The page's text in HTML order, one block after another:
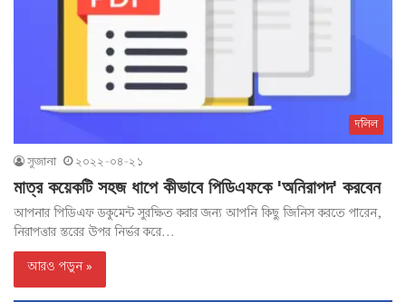
দলিল
সুজানা ২০২২-০৪-২১
মাত্র কয়েকটি সহজ ধাপে কীভাবে পিডিএফকে 'অনিরাপদ' করবেন
আপনার পিডিএফ ডকুমেন্ট সুরক্ষিত করার জন্য আপনি কিছু জিনিস করতে পারেন,
নিরাপত্তার স্তরের উপর নির্ভর করে...
আরও পড়ুন »